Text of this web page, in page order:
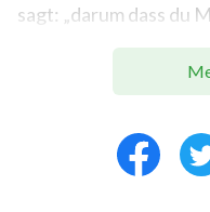
sagt: „darum dass du
Das heißt, weil
hatte, weil er alles
Beschwerde, deshalb
Verheißung. Es gibt